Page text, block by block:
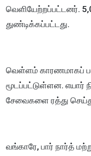
வெளியேற்றப்பட்டனர்.
துண்டிக்கப்பட்டது.
வெள்ளம் காரணமாகப்
மூடப்பட்டுள்ளன. எயார்
சேவைகளை ரத்து
வங்காரே, பார் நார்த்